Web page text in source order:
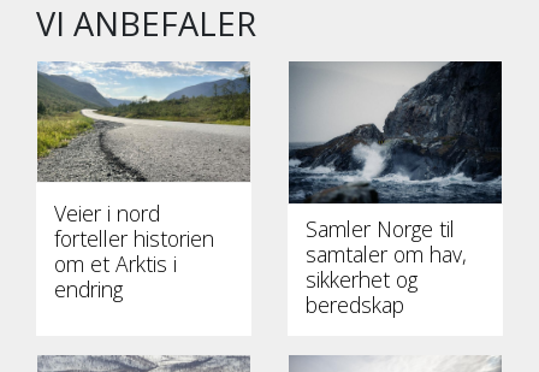
VI ANBEFALER
Veier i nord
forteller historien
om et Arktis i
endring
Samler Norge til
samtaler om hav,
sikkerhet og
beredskap